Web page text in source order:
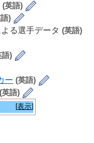
(英語)
)
よる選手データ (英語)
語)
ー (英語)
(英語)
[表示]